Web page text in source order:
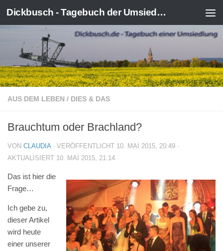
Zum Inhalt springen Dickbusch - Tagebuch der Umsiedlung von Kerpen-Manheim
AUS DEM LEBEN / DIES & DAS
Brauchtum oder Brachland?
VON CLAUDIA · VERÖFFENTLICHT 10. MAI 2015, 20:49 ·
AKTUALISIERT 10. MAI 2015, 21:14
Das ist hier die
Frage…
Ich gebe zu,
dieser Artikel
wird heute
einer unserer